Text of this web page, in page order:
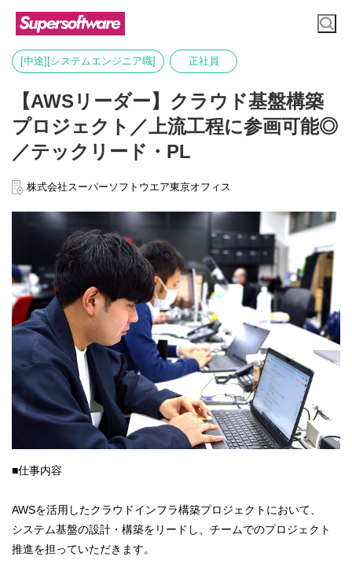
[中途][システムエンジニア職] 正社員
【AWSリーダー】クラウド基盤構築
プロジェクト／上流工程に参画可能◎
／テックリード・PL
株式会社スーパーソフトウエア東京オフィス
■仕事内容
AWSを活用したクラウドインフラ構築プロジェクトにおいて、
システム基盤の設計・構築をリードし、チームでのプロジェクト
推進を担っていただきます。